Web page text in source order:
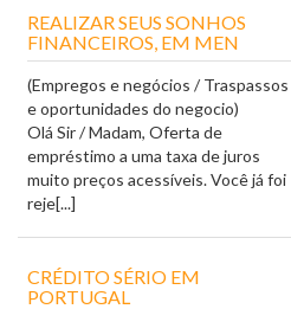
REALIZAR SEUS SONHOS
FINANCEIROS, EM MEN
(Empregos e negócios / Traspassos
e oportunidades do negocio)
Olá Sir / Madam, Oferta de
empréstimo a uma taxa de juros
muito preços acessíveis. Você já foi
reje[...]
CRÉDITO SÉRIO EM
PORTUGAL